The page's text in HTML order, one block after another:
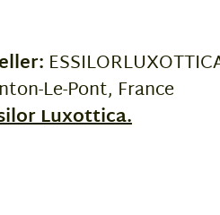
Le-Pont, France
Luxottica.